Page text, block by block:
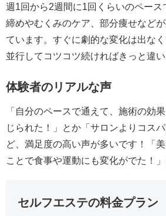
週1回から2週間に1回くらいのペース
締めやむくみのケア、部分痩せなど
ています。すぐに劇的な変化は出な
並行してコツコツ続ければきっと違
体験者のリアルな声
「自分のペースで通えて、施術の効
じられた！」とか「サロンよりコス
ど、満足度の高い声が多いです！「
ことで食事や運動にも変化がでた！」
セルフエステの料金プラン